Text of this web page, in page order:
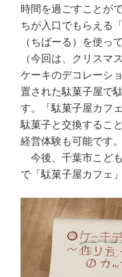
時間を過ごすことが
ちが入口でもらえる
（ちばーる）を使っ
（今回は、クリスマ
ケーキのデコレーシ
置された駄菓子屋で
す。「駄菓子屋カフ
駄菓子と交換するこ
経営体験も可能です。
今後、千葉市こど
で「駄菓子屋カフェ